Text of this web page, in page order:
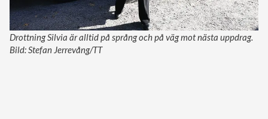
Drottning Silvia är alltid på språng och på väg mot nästa uppdrag.
Bild: Stefan Jerrevång/TT